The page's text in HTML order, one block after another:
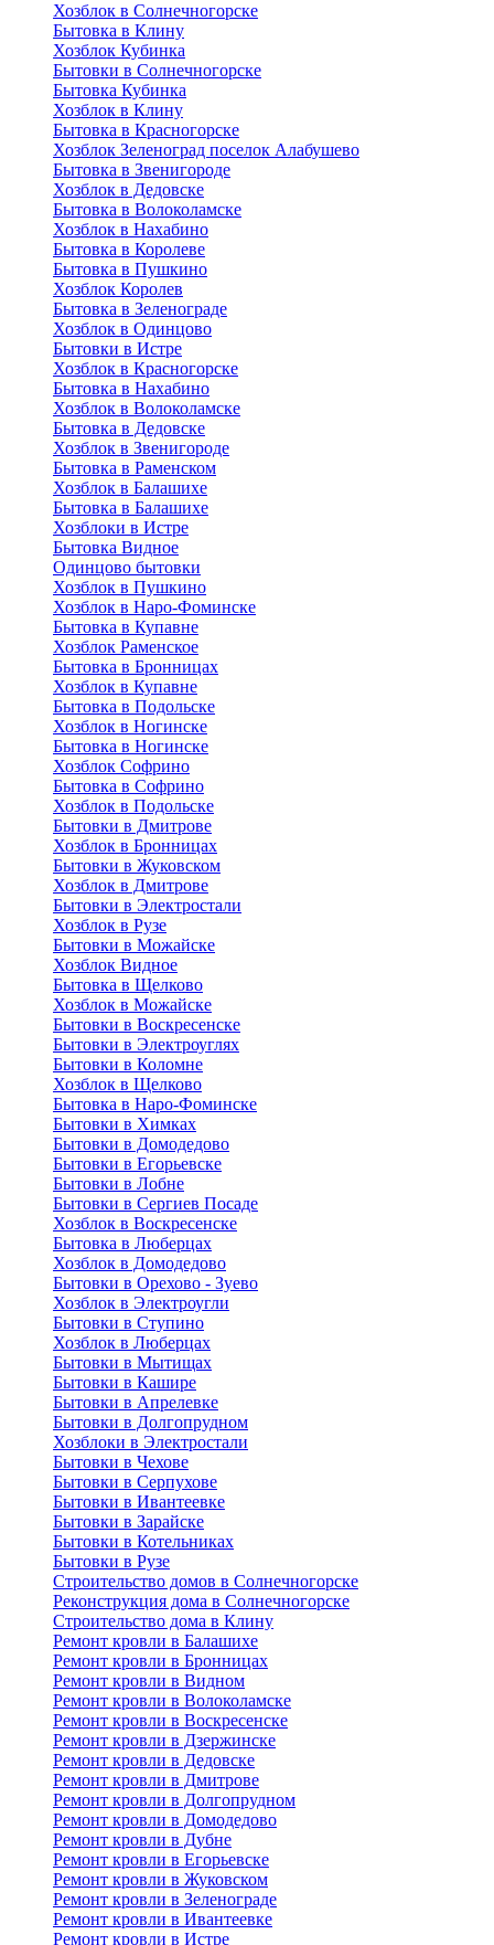
Хозблок в Солнечногорске
Бытовка в Клину
Хозблок Кубинка
Бытовки в Солнечногорске
Бытовка Кубинка
Хозблок в Клину
Бытовка в Красногорске
Хозблок Зеленоград поселок Алабушево
Бытовка в Звенигороде
Хозблок в Дедовске
Бытовка в Волоколамске
Хозблок в Нахабино
Бытовка в Королеве
Бытовкa в Пушкино
Хозблок Королев
Бытовка в Зеленограде
Хозблок в Одинцово
Бытовки в Истре
Хозблок в Красногорске
Бытовка в Нахабино
Хозблок в Волоколамске
Бытовкa в Дедовске
Хозблок в Звенигороде
Бытовка в Раменском
Хозблок в Балашихе
Бытовкa в Балашихе
Хозблоки в Истре
Бытовка Видное
Одинцово бытовки
Хозблок в Пушкино
Хозблок в Наро-Фоминске
Бытовка в Купавне
Хозблок Раменское
Бытовка в Бронницах
Хозблок в Купавне
Бытовка в Подольске
Хозблок в Ногинске
Бытовка в Ногинске
Хозблок Софрино
Бытовка в Софрино
Хозблок в Подольске
Бытовки в Дмитрове
Хозблок в Бронницах
Бытовки в Жуковском
Хозблок в Дмитрове
Бытовки в Электростали
Хозблок в Рузе
Бытовки в Можайске
Хозблок Видное
Бытовкa в Щелково
Хозблок в Можайске
Бытовки в Воскресенске
Бытовки в Электроуглях
Бытовки в Коломне
Хозблок в Щелково
Бытовка в Наро-Фоминске
Бытовки в Химках
Бытовки в Домодедово
Бытовки в Егорьевске
Бытовки в Лобне
Бытовки в Сергиев Посаде
Хозблок в Воскресенске
Бытовка в Люберцах
Хозблок в Домодедово
Бытовки в Орехово - Зуево
Хозблок в Электроугли
Бытовки в Ступино
Хозблок в Люберцах
Бытовки в Мытищах
Бытовки в Кашире
Бытовки в Апрелевке
Бытовки в Долгопрудном
Хозблоки в Электростали
Бытовки в Чехове
Бытовки в Серпухове
Бытовки в Ивантеевке
Бытовки в Зарайске
Бытовки в Котельниках
Бытовки в Рузе
Строительство домов в Солнечногорске
Реконструкция дома в Солнечногорске
Строительство дома в Клину
Ремонт кровли в Балашихе
Ремонт кровли в Бронницах
Ремонт кровли в Видном
Ремонт кровли в Волоколамске
Ремонт кровли в Воскресенске
Ремонт кровли в Дзержинске
Ремонт кровли в Дедовске
Ремонт кровли в Дмитрове
Ремонт кровли в Долгопрудном
Ремонт кровли в Домодедово
Ремонт кровли в Дубне
Ремонт кровли в Егорьевске
Ремонт кровли в Жуковском
Ремонт кровли в Зеленограде
Ремонт кровли в Ивантеевке
Ремонт кровли в Истре